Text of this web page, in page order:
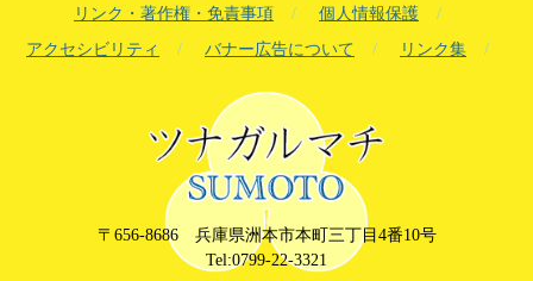
リンク・著作権・免責事項
個人情報保護
アクセシビリティ
バナー広告について リンク集
〒656-8686 兵庫県洲本市本町三丁目4番10号
Tel:0799-22-3321